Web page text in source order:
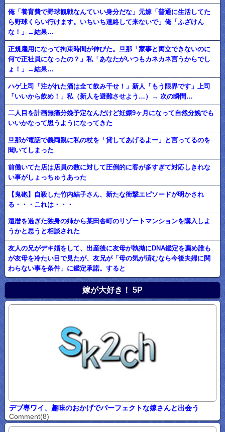
俺「養育費で野球観戦なんていい身分だな」元嫁「普通に生活してた
ら野球くらい行けます。いちいち連絡して来ないで」俺「ふざけん
な！」→結果…
正規雇用になって拘束時間が伸びた。旦那「家事と両立できないのに
何で正社員になったの？」私「あなたがいつもカネカネ言うからでし
ょ！」→結果…
ハゲ上司「注がれた酒は全て飲み干せ！」新人「もう限界です」上司
「いいから飲め！」私（新人を避難させよう…）→ 次の瞬間…
二人目を計画無痛分娩予定なんだけど妊娠9ヶ月になって自然分娩でも
いいかなって思うようになってきた
旦那が電話で義両親に私の杖を「貸してあげるよー」と言ってるのを
聞いてしまった
前働いてた店は店員の数に対して圧倒的に客が多すぎて対応しきれな
い事がしょっちゅうあった
【鬼砲】自殺した竹内結子さん、新たな衝撃エピソードが明かされ
る・・・これは・・・
還暦を過ぎた独身の姉から某田舎町のリゾートマンションを購入しよ
うかと思うと相談された
友人の兄がデキ婚をして、出産後に友母が執拗にDNA鑑定を薦め誰も
が友母を冷たい目で見たが、友兄が「母の気が済むなら今後夫婦に関
わらない事を条件」に鑑定承諾。すると
嫁が大好き！ 5P
デブ専ワイ、趣味のおかげでパーフェクトな嫁さんと出会う
Comment(8)